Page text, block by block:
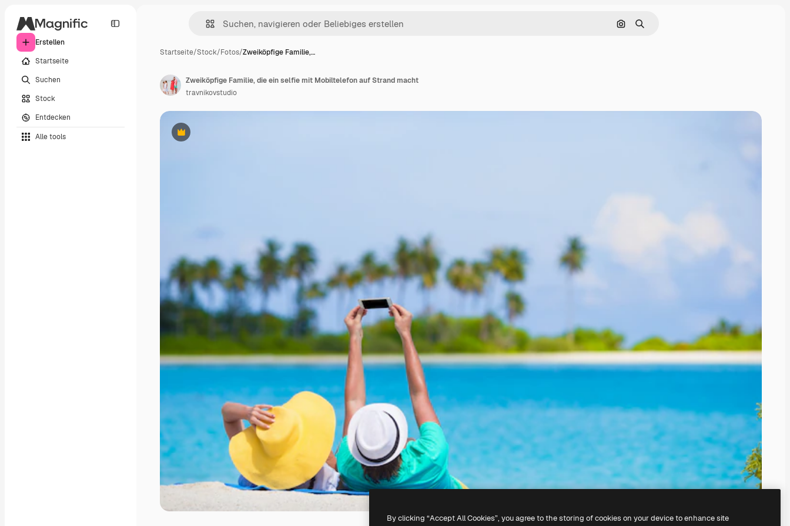
Erstellen
Startseite
Suchen
Stock
Entdecken
Alle tools
Nach Bild suchen
Suchen
Startseite/Stock/Fotos/Zweiköpfige Familie,…
Premium
Zweiköpfige Familie, die ein selfie mit Mobiltelefon auf Strand macht
travnikovstudio
By clicking “Accept All Cookies”, you agree to the storing of cookies on your device to enhance site